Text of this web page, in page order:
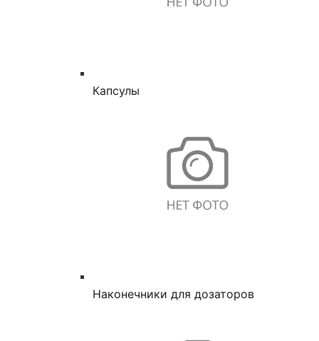
Капсулы
Наконечники для дозаторов